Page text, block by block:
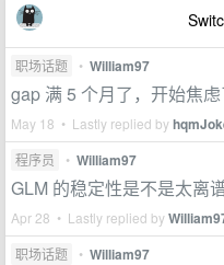
职场话题 • William97
gap 满 5 个月了，开始焦
May 18 • Lastly replied by
程序员 • William97
GLM 的稳定性是不是太离
Apr 28 • Lastly replied by
职场话题 • William97